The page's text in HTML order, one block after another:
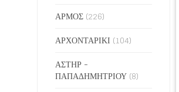
ΑΡΜΟΣ (226)
ΑΡΧΟΝΤΑΡΙΚΙ (104)
ΑΣΤΗΡ -
ΠΑΠΑΔΗΜΗΤΡΙΟΥ (8)